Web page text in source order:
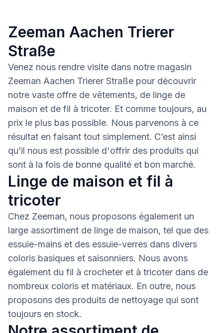
Zeeman Aachen Trierer
Straße
Venez nous rendre visite dans notre magasin
Zeeman Aachen Trierer Straße pour découvrir
notre vaste offre de vêtements, de linge de
maison et de fil à tricoter. Et comme toujours, au
prix le plus bas possible. Nous parvenons à ce
résultat en faisant tout simplement. C’est ainsi
qu’il nous est possible d'offrir des produits qui
sont à la fois de bonne qualité et bon marché.
Linge de maison et fil à
tricoter
Chez Zeeman, nous proposons également un
large assortiment de linge de maison, tel que des
essuie-mains et des essuie-verres dans divers
coloris basiques et saisonniers. Nous avons
également du fil à crocheter et à tricoter dans de
nombreux coloris et matériaux. En outre, nous
proposons des produits de nettoyage qui sont
toujours en stock.